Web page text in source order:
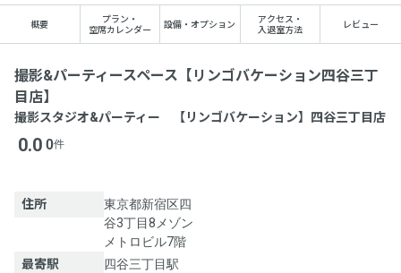
概要
プラン ・
空席カレンダー
設備・オプション
アクセス ・
入退室方法
レビュー
撮影&パーティースペース【リンゴバケーション四谷三丁
目店】
撮影スタジオ&パーティー 【リンゴバケーション】四谷三丁目店
0.0 0件
住所
東京都新宿区四
谷3丁目8メゾン
メトロビル7階
最寄駅
四谷三丁目駅